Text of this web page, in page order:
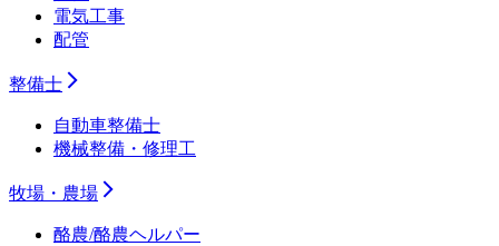
電気工事
配管
整備士
自動車整備士
機械整備・修理工
牧場・農場
酪農/酪農ヘルパー